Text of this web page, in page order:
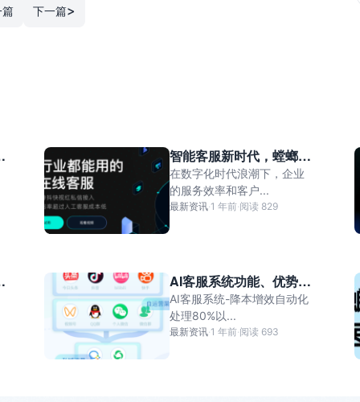
篇 下一篇>
智能客服新时代，螳螂科
技AI自动对话系统免费试
用中！
在数字化时代浪潮下，企业
的服务效率和客户...
最新资讯·1 年前·阅读 829
AI客服系统功能、优势、
对企业的作用-螳螂科技
AI客服系统-降本增效自动化
处理80%以...
最新资讯·1 年前·阅读 693